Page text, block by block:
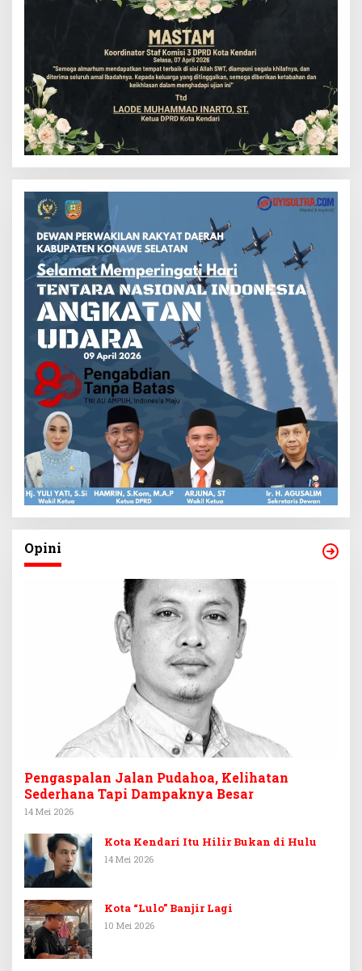
Opini
Pengaspalan Jalan Pudahoa, Kelihatan
Sederhana Tapi Dampaknya Besar
14 Mei 2026
Kota Kendari Itu Hilir Bukan di Hulu
14 Mei 2026
Kota “Lulo” Banjir Lagi
10 Mei 2026